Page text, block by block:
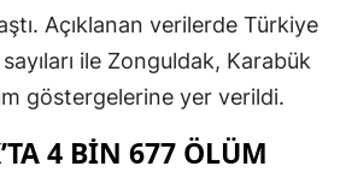
Açıklanan verilerde Türkiye
ile Zonguldak, Karabük
göstergelerine yer verildi.
4 BİN 677 ÖLÜM